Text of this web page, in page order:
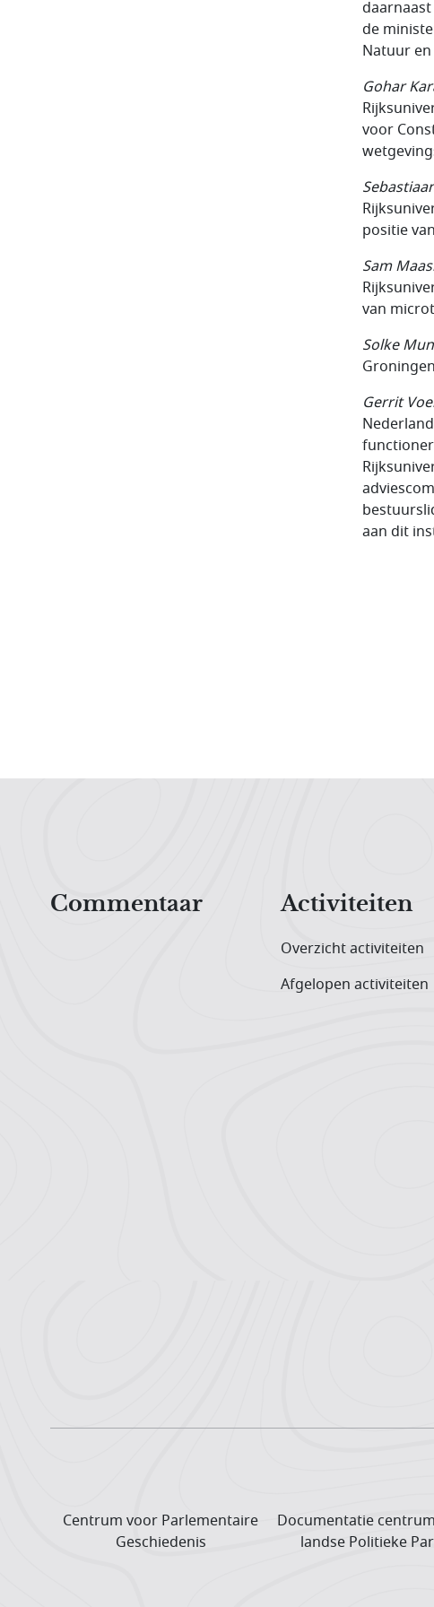
de
Natuur
Gohar
voor
positie
Sam
van
Solke
Gerrit
aan dit
Commentaar
Activiteiten
Overzicht activiteiten
Afgelopen activiteiten
Centrum voor Parlementaire
Geschiedenis
Documentatie
landse Politieke